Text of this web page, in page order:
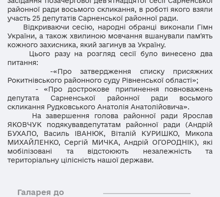
районної ради восьмого скликання, в роботі якого взяли
участь 25 депутатів Сарненської районної ради.
Відкриваючи сесію, народні обранці виконали Гімн
України, а також хвилиною мовчання вшанували памʼять
кожного захисника, який загинув за Україну.
Цього разу на розгляд сесії було винесено два
питання:
-«Про затвердження списку присяжних
Рокитнівського районного суду Рівненської області»;
- «Про дострокове припинення повноважень
депутата Сарненської районної ради восьмого
скликання Рудковського Анатолія Анатолійовича».
На завершення голова районної ради Ярослав
ЯКОВЧУК подякувавдепутатам районної ради (Андрій
БУХАЛО, Василь ІВАНЮК, Віталій КУРИШКО, Микола
МИХАЙЛЕНКО, Сергій МИЧКА, Андрій ОГОРОДНІК), які
мобілізовані та відстоюють незалежність та
територіальну цілісність нашої держави.
Галарея до